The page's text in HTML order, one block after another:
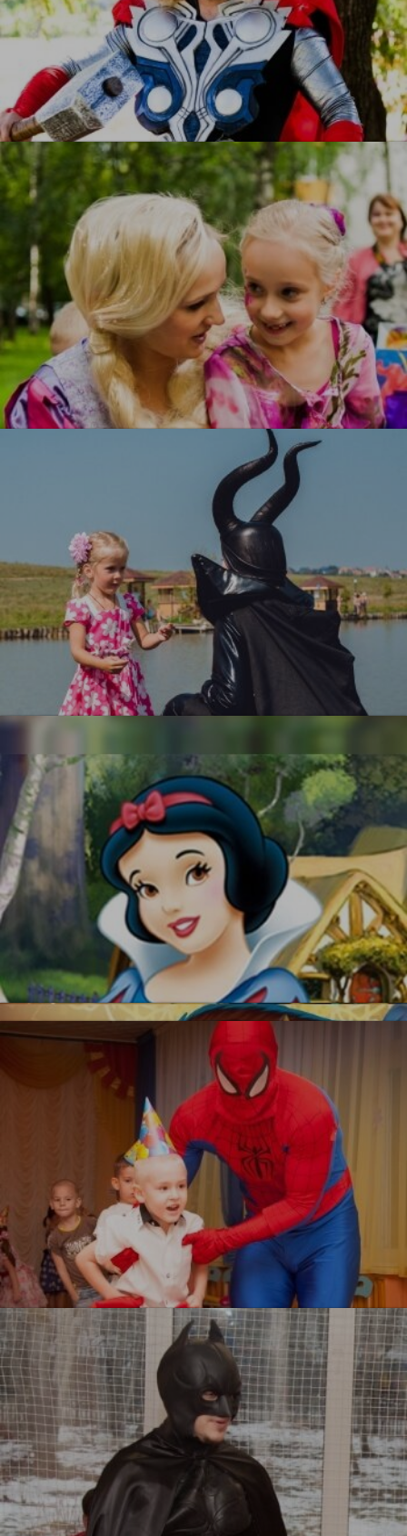
УЗНАТЬ БОЛЬШЕ
Тор
Рапунцель
УЗНАТЬ БОЛЬШЕ
Малефисента
УЗНАТЬ БОЛЬШЕ
Белоснежка
Новинка!
Бесплатная фотосъемка *
УЗНАТЬ БОЛЬШЕ
Красавица и Чудовище
УЗНАТЬ БОЛЬШЕ
Человек паук